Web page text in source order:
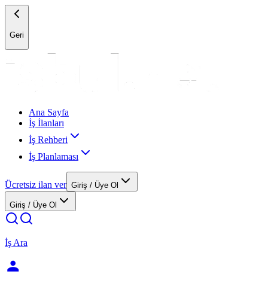
Geri
Ana Sayfa
İş İlanları
İş Rehberi
İş Planlaması
Ücretsiz ilan ver Giriş / Üye Ol
Giriş / Üye Ol
İş Ara